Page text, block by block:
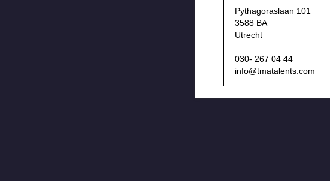
Pythagoraslaan 101
3588 BA
Utrecht
030- 267 04 44
info@tmatalents.com